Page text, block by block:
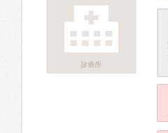
診療所